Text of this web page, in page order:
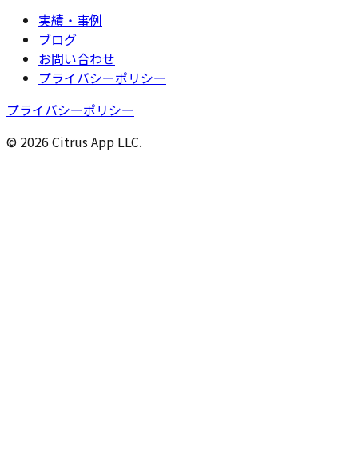
実績・事例
ブログ
お問い合わせ
プライバシーポリシー
プライバシーポリシー
© 2026 Citrus App LLC.